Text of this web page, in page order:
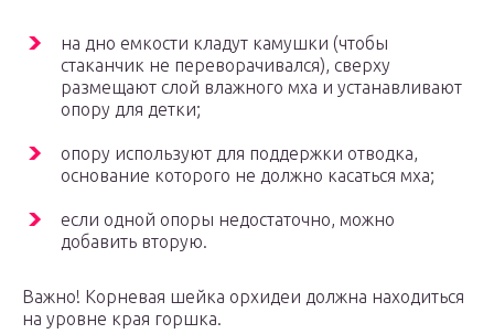
на дно емкости кладут камушки (чтобы
стаканчик не переворачивался), сверху
размещают слой влажного мха и устанавливают
опору для детки;
опору используют для поддержки отводка,
основание которого не должно касаться мха;
если одной опоры недостаточно, можно
добавить вторую.
Важно! Корневая шейка орхидеи должна находиться
на уровне края горшка.